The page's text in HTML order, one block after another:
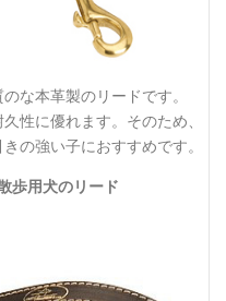
な本革製のリードです。
性に優れます。そのため、
の強い子におすすめです。
歩用犬のリード